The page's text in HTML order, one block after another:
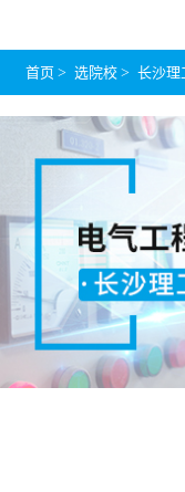
首页 > 选院校 > 长沙理